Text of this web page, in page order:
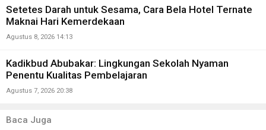
Setetes Darah untuk Sesama, Cara Bela Hotel Ternate
Maknai Hari Kemerdekaan
Agustus 8, 2026 14:13
Kadikbud Abubakar: Lingkungan Sekolah Nyaman
Penentu Kualitas Pembelajaran
Agustus 7, 2026 20:38
Baca Juga